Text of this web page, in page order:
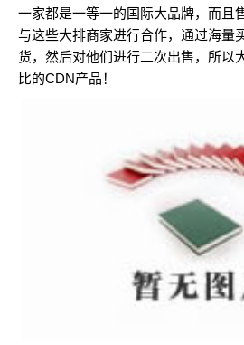
一家都是一等一的国际大品牌，而且
与这些大排商家进行合作，通过海量
货，然后对他们进行二次出售，所以
比的CDN产品！